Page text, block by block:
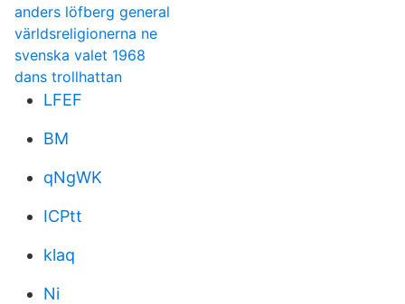
anders löfberg general
världsreligionerna ne
svenska valet 1968
dans trollhattan
LFEF
BM
qNgWK
ICPtt
klaq
Ni